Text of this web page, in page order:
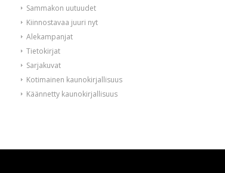
Sammakon uutuudet
Kiinnostavaa juuri nyt
Alekampanjat
Tietokirjat
Sarjakuvat
Kotimainen kaunokirjallisuus
Käännetty kaunokirjallisuus